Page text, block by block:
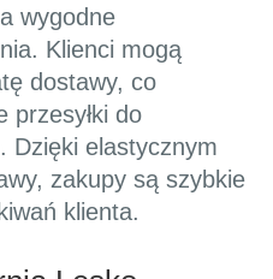
wygodne
Klienci mogą
dostawy, co
przesyłki do
Dzięki elastycznym
zakupy są szybkie
klienta.